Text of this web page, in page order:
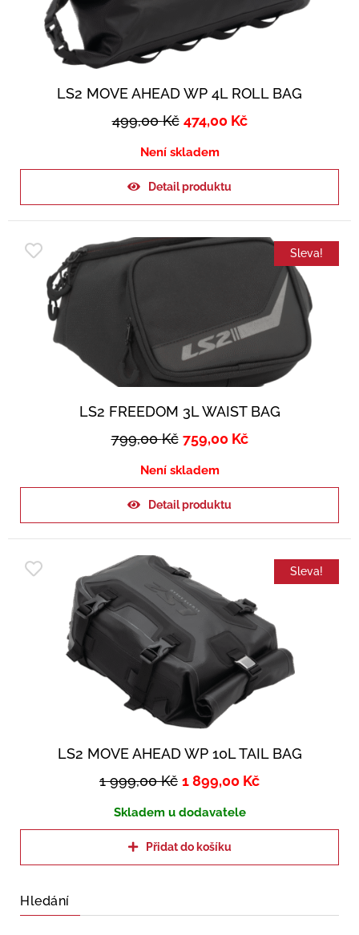
LS2 MOVE AHEAD WP 4L ROLL BAG
499,00Kč 474,00 Kč
Není skladem
Detail produktu
Sleva!
LS2 FREEDOM 3L WAIST BAG
799,00Kč 759,00 Kč
Není skladem
Detail produktu
Sleva!
LS2 MOVE AHEAD WP 10L TAIL BAG
1 999,00Kč 1 899,00 Kč
Skladem u dodavatele
Přidat do košíku
Hledání